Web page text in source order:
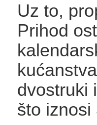
Uz to,
Prihod
dvostruki
što iznosi